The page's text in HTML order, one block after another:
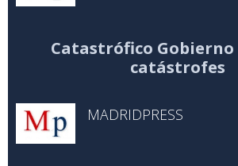
Catastrófico
catástrofes
MADRIDPRESS